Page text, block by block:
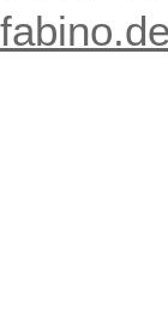
fabino.de